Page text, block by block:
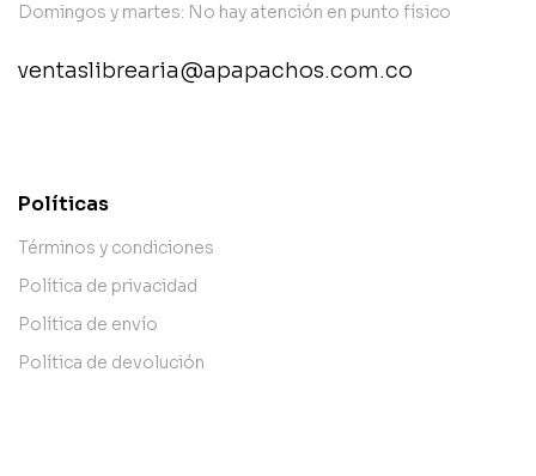
Domingos y martes: No hay atención en punto físico
ventaslibrearia@apapachos.com.co
Políticas
Términos y condiciones
Política de privacidad
Política de envío
Política de devolución